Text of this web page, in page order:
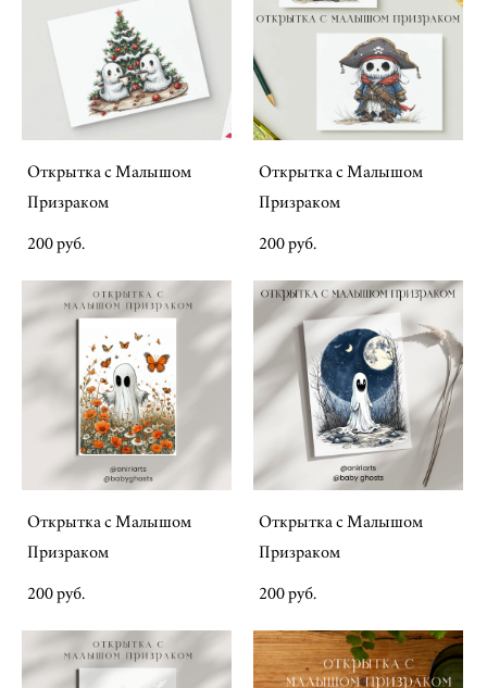
Открытка с Малышом
Призраком
200 pуб.
Открытка с Малышом
Призраком
200 pуб.
Открытка с Малышом
Призраком
200 pуб.
Открытка с Малышом
Призраком
200 pуб.